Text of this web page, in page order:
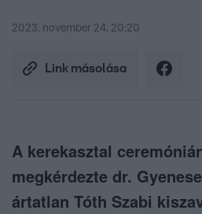
2023. november 24. 20:20
Link másolása
A kerekasztal
megkérdezte dr.
ártatlan Tóth Szabi